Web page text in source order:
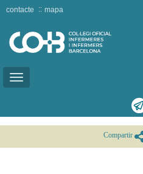
Toggle
contacte mapa
Compartir